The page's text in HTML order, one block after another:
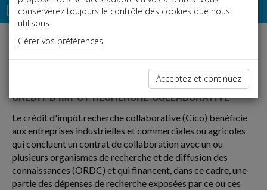
Dépêches
j
Fiscal TPE
CRÉDIT D'IMPÔT RECHERCHE COLLABORATIVE
Le crédit d'impôt recherche collaborative (Cico) bénéficie
aux entreprises industrielles et commerciales ou agricoles
qui concluent un contrat de collaboration avec un ou
plusieurs organismes de recherche et de diffusion des
connaissances (ORDC) et qui financent, dans ce cadre, une
partie des dépenses de recherche exposées par ce ou ces
conserverez toujours le contrôle des cookies que nous
utilisons.
Gérer vos préférences
Acceptez et continuez